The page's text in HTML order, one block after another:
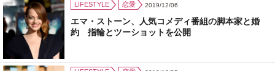
LIFESTYLE 恋愛 2019/12/06
エマ・ストーン、人気コメディ番組の脚本家と婚
約 指輪とツーショットを公開